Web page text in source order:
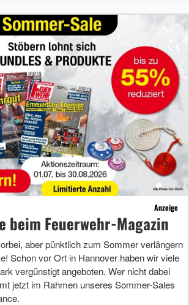
Anzeige
beim Feuerwehr-Magazin
aber pünktlich zum Sommer verlängern
Schon vor Ort in Hannover haben wir viele
vergünstigt angeboten. Wer nicht dabei
jetzt im Rahmen unseres Sommer-Sales